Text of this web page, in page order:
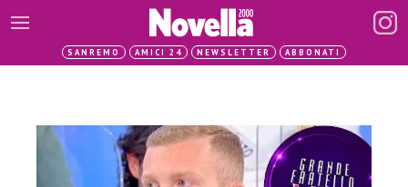
SANREMO AMICI 24 NEWSLETTER ABBONATI